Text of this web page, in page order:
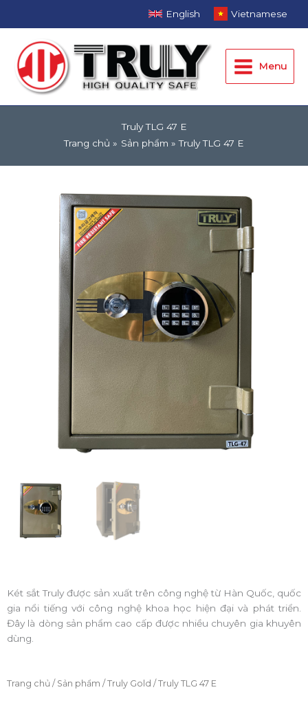
dung
English Vietnamese
MenuMenu
Truly TLG 47 E
Trang chủ
Sản phẩm Truly TLG 47 E
Két sắt Truly được sản xuất trên công nghệ từ Hàn Quốc, quốc
gia nổi tiếng với công nghệ khoa học hiện đại và phát triển.
Đây là dòng sản phẩm cao cấp được nhiều chuyên gia khuyên
dùng.
Trang chủ / Sản phẩm / Truly Gold / Truly TLG 47 E